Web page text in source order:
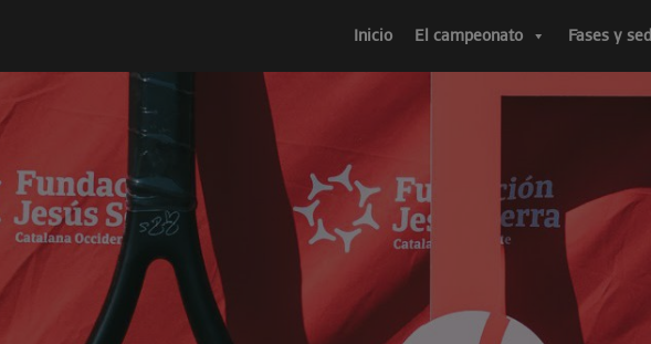
Inicio El campeonato Fases y